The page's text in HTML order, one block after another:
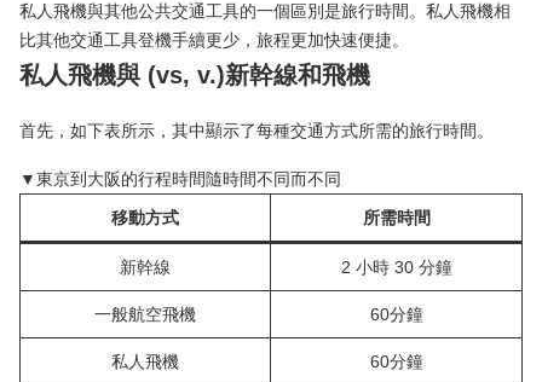
私人飛機與其他公共交通工具的一個區別是旅行時間。私人飛機相
比其他交通工具登機手續更少，旅程更加快速便捷。
私人飛機與 (vs, v.)新幹線和飛機
首先，如下表所示，其中顯示了每種交通方式所需的旅行時間。
▼東京到大阪的行程時間隨時間不同而不同
移動方式
所需時間
新幹線 2 小時 30 分鐘
一般航空飛機 60分鐘
私人飛機 60分鐘